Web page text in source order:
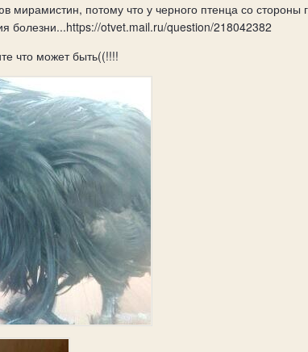
мирамистин, потому что у черного птенца со
болезни...https://otvet.mail.ru/question/218042382
что может быть((!!!!